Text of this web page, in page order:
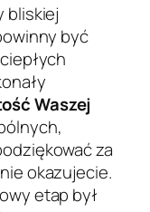
bliskiej
być
Waszej
za
okazujecie.
etap był